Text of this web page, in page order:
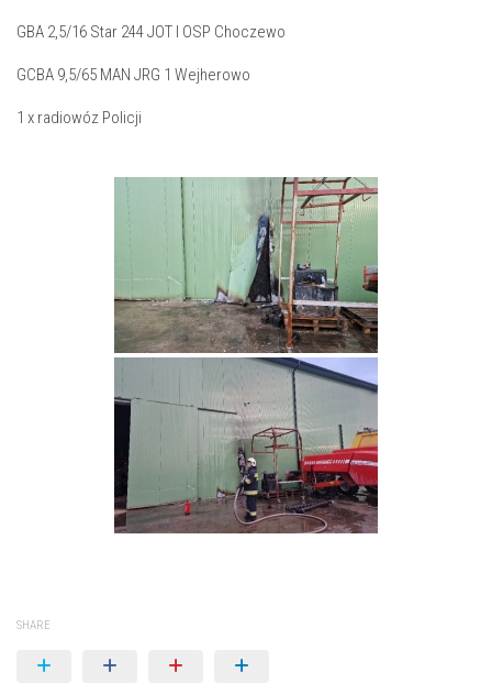
GBA 2,5/16 Star 244 JOT I OSP Choczewo
GCBA 9,5/65 MAN JRG 1 Wejherowo
1 x radiowóz Policji
SHARE